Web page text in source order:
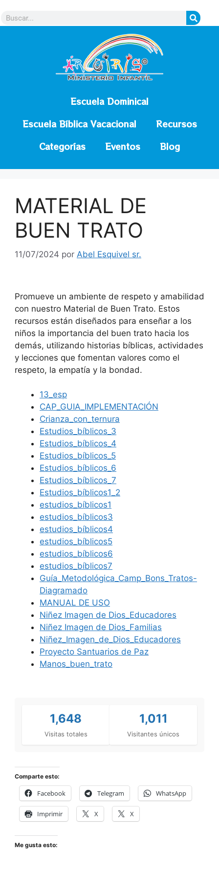
Escuela Dominical
Escuela Bíblica Vacacional
Recursos
Categorías
Eventos Blog
MATERIAL DE
BUEN TRATO
11/07/2024 por Abel Esquivel sr.
Promueve un ambiente de respeto y amabilidad
con nuestro Material de Buen Trato. Estos
recursos están diseñados para enseñar a los
niños la importancia del buen trato hacia los
demás, utilizando historias bíblicas, actividades
y lecciones que fomentan valores como el
respeto, la empatía y la bondad.
13_esp
CAP_GUIA_IMPLEMENTACIÓN
Crianza_con_ternura
Estudios_bíblicos_3
Estudios_bíblicos_4
Estudios_bíblicos_5
Estudios_bíblicos_6
Estudios_bíblicos_7
Estudios_bíblicos1_2
estudios_bíblicos1
estudios_bíblicos3
estudios_bíblicos4
estudios_bíblicos5
estudios_bíblicos6
estudios_bíblicos7
Guía_Metodológica_Camp_Bons_Tratos-
Diagramado
MANUAL DE USO
Niñez Imagen de Dios_Educadores
Niñez Imagen de Dios_Familias
Niñez_Imagen_de_Dios_Educadores
Proyecto Santuarios de Paz
Manos_buen_trato
1,648
Visitas totales
1,011
Visitantes únicos
Comparte esto:
Facebook Telegram WhatsApp
Imprimir X X
Me gusta esto: